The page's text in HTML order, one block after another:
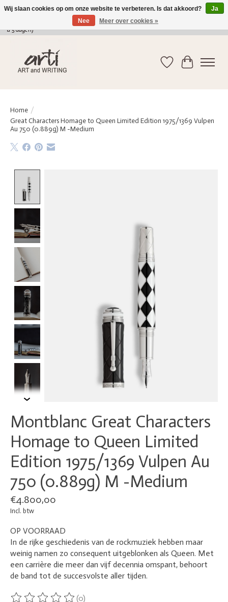
verkoop@arti-artandwriting.be/ +32 (0)471 41 82 41 / GRATIS verzending > 75 euro (2
a 5 dagen)
Verlanglijst
Home /
Great Characters Homage to Queen Limited Edition 1975/1369 Vulpen
Au 750 (0.889g) M -Medium
Montblanc Great Characters
Homage to Queen Limited
Edition 1975/1369 Vulpen Au
750 (0.889g) M -Medium
€4.800,00
Incl. btw
OP VOORRAAD
In de rijke geschiedenis van de rockmuziek hebben maar
weinig namen zo consequent uitgeblonken als Queen. Met
een carrière die meer dan vijf decennia omspant, behoort
de band tot de succesvolste aller tijden.
(0)
Wij slaan cookies op om onze website te verbeteren. Is dat akkoord?
Ja
Nee
Meer over cookies »